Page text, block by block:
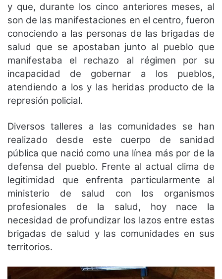
y que, durante los cinco anteriores meses, al
son de las manifestaciones en el centro, fueron
conociendo a las personas de las brigadas de
salud que se apostaban junto al pueblo que
manifestaba el rechazo al régimen por su
incapacidad de gobernar a los pueblos,
atendiendo a los y las heridas producto de la
represión policial.
Diversos talleres a las comunidades se han
realizado desde este cuerpo de sanidad
pública que nació como una línea más por de la
defensa del pueblo. Frente al actual clima de
legitimidad que enfrenta particularmente al
ministerio de salud con los organismos
profesionales de la salud, hoy nace la
necesidad de profundizar los lazos entre estas
brigadas de salud y las comunidades en sus
territorios.